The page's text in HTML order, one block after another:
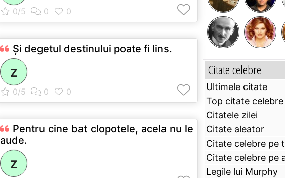
Şi degetul destinului poate fi lins.
Z
Pentru cine bat clopotele, acela nu le
aude.
Z
Citate celebre
Ultimele citate
Top citate celebre
Citatele zilei
Citate aleator
Citate celebre pe
Citate celebre pe
Legile lui Murphy